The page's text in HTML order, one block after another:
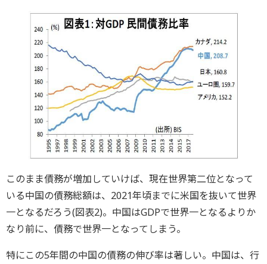
このまま債務が増加していけば、現在世界第二位となって
いる中国の債務総額は、2021年頃までに米国を抜いて世界
一となるだろう(図表2)。中国はGDPで世界一となるよりか
なり前に、債務で世界一となってしまう。
特にこの5年間の中国の債務の伸び率は著しい。中国は、行